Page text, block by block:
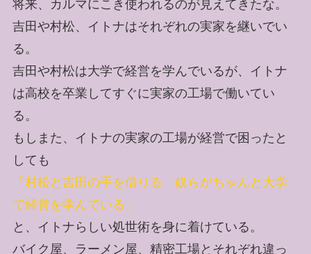
将来、カルマにこき使われるのが見えてきたな。
吉田や村松、イトナはそれぞれの実家を継いでい
る。
吉田や村松は大学で経営を学んでいるが、イトナ
は高校を卒業してすぐに実家の工場で働いてい
る。
もしまた、イトナの実家の工場が経営で困ったと
しても
「村松と吉田の手を借りる 奴らがちゃんと大学
で経営を学んでいる」
と、イトナらしい処世術を身に着けている。
バイク屋、ラーメン屋、精密工場とそれぞれ違っ